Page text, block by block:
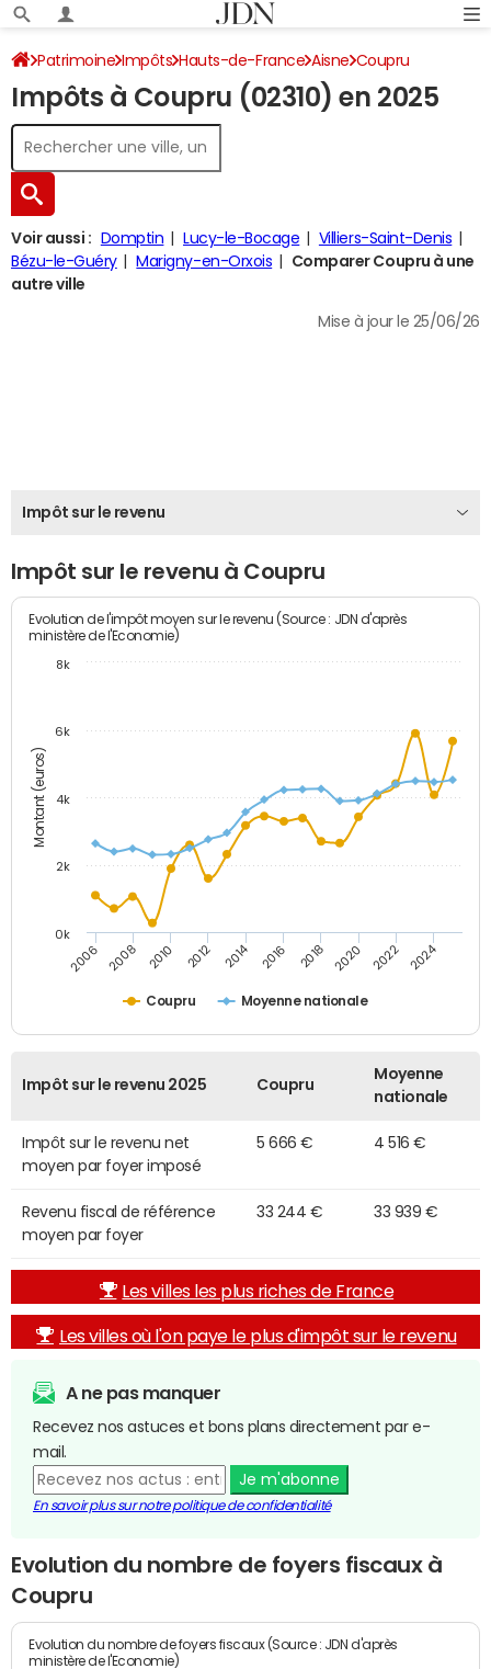
Patrimoine Impôts Hauts-de-France Aisne Coupru
Impôt sur le revenu
Impôts à Coupru (02310) en 2025
Voir aussi : Domptin Lucy-le-Bocage
Villiers-Saint-Denis
Bézu-le-Guéry
Marigny-en-Orxois
Comparer Coupru à une
autre ville
Mise à jour le 25/06/26
Impôt sur le revenu
Impôt sur le revenu à Coupru
Montant (euros)
Evolution de l'impôt moyen sur le revenu (Source : JDN d'après
ministère de l'Economie)
Coupru Moyenne nationale
2006 2008 2010 2012 2014 2016 2018 2020 2022 2024
0k
2k
4k
6k
8k
Impôt sur le revenu 2025 Coupru
Moyenne
nationale
Impôt sur le revenu net
moyen par foyer imposé
5 666 € 4 516 €
Revenu fiscal de référence
moyen par foyer
33 244 € 33 939 €
Les villes les plus riches de France
Les villes où l'on paye le plus d'impôt sur le revenu
A ne pas manquer
Recevez nos astuces et bons plans directement par e-
mail.
Je m'abonne
En savoir plus sur notre politique de confidentialité
Evolution du nombre de foyers fiscaux à
Coupru
Evolution du nombre de foyers fiscaux (Source : JDN d'après
ministère de l'Economie)